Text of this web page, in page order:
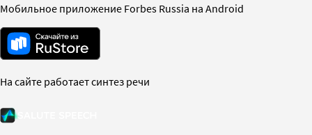
Мобильное приложение Forbes Russia на Android
На сайте работает синтез речи